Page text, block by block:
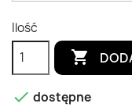
Ilość

 dostępne